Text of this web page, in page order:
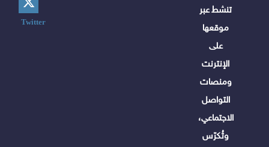
تنشط عبر
موقعها
على
الإنترنت
ومنصات
التواصل
الاجتماعي،
وتُكرّس
Twitter